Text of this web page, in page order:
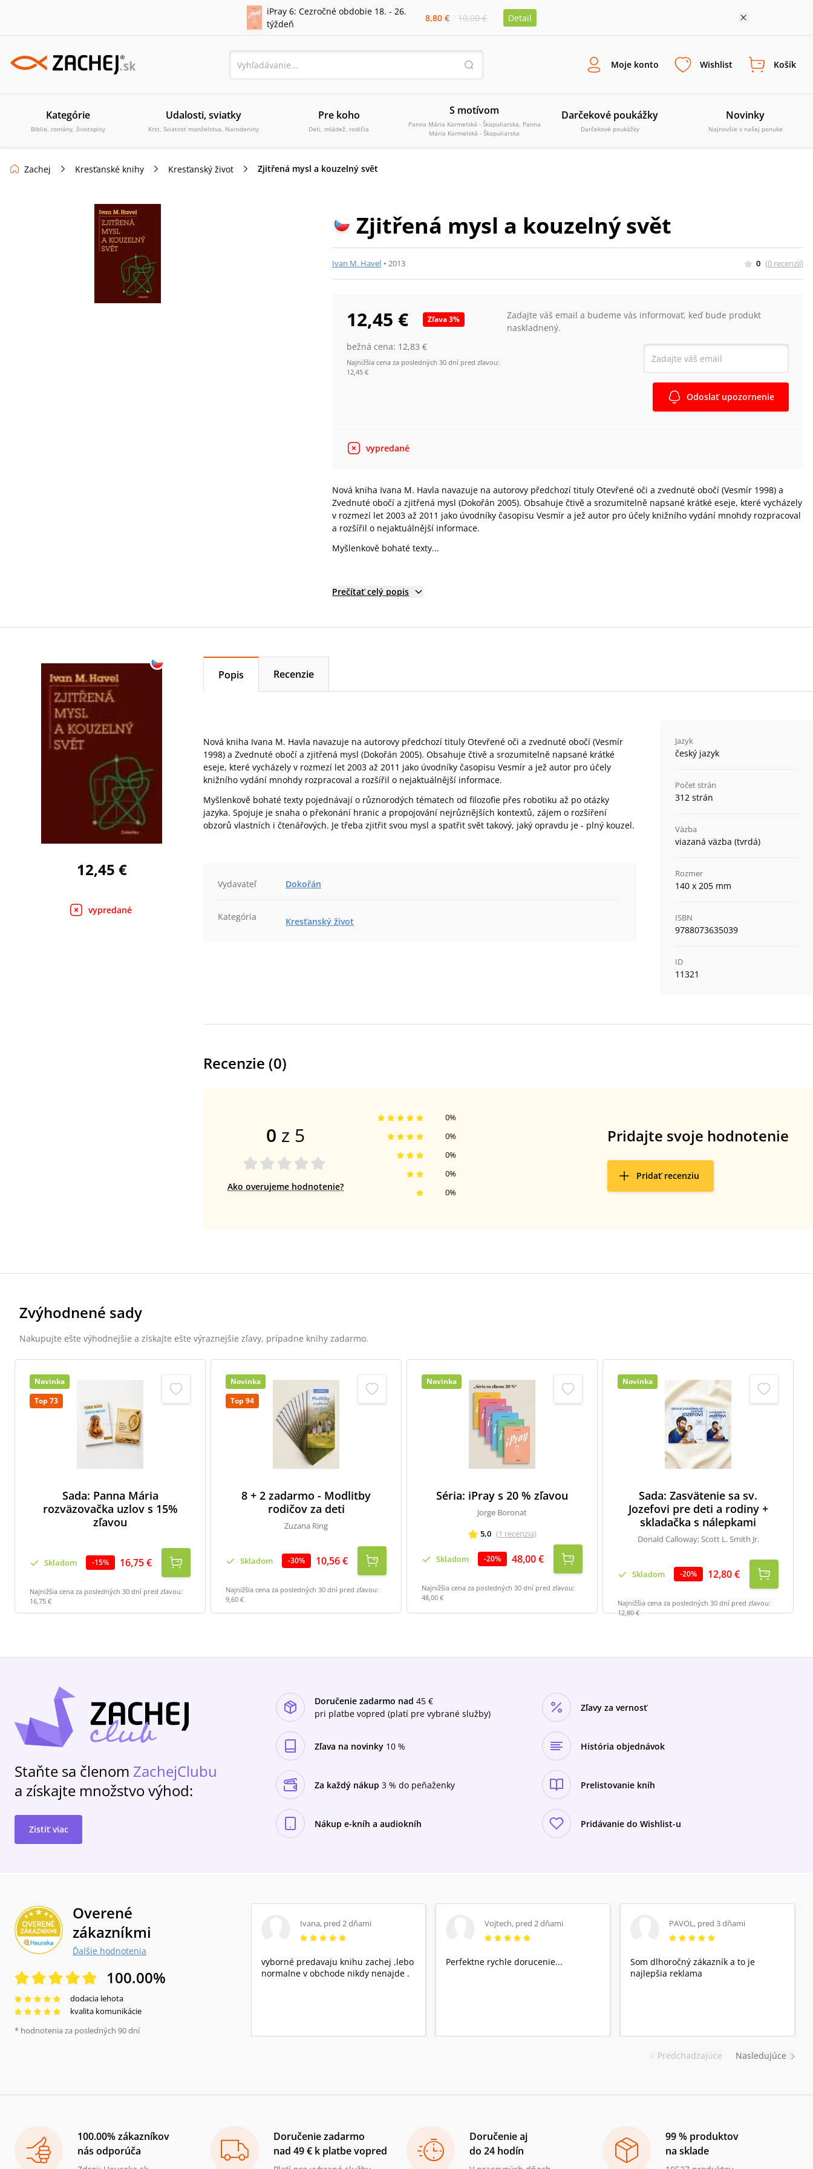
iPray 6: Cezročné obdobie 18. - 26.
týždeň
8,80 € 10,00 € Detail
Moje konto Wishlist Košík
Kategórie
Biblie, romány, životopisy
Udalosti, sviatky
Krst, Sviatosť manželstva, Narodeniny
Pre koho
Deti, mládež, rodičia
S motívom
Panna Mária Karmelská - Škapuliarska, Panna
Mária Karmelská - Škapuliarska
Darčekové poukážky
Darčekové poukážky
Novinky
Najnovšie v našej ponuke
Zachej Kresťanské knihy Kresťanský život Zjitřená mysl a kouzelný svět
Zjitřená mysl a kouzelný svět
Ivan M. Havel •2013 0 (0 recenzií)
12,45 € Zľava3%
bežná cena: 12,83 €
Najnižšia cena za posledných 30 dní pred zľavou:
12,45 €
Zadajte váš email a budeme vás informovať, keď bude produkt
naskladnený.
Odoslať upozornenie
vypredané
Nová kniha Ivana M. Havla navazuje na autorovy předchozí tituly Otevřené oči a zvednuté obočí (Vesmír 1998) a
Zvednuté obočí a zjitřená mysl (Dokořán 2005). Obsahuje čtivě a srozumitelně napsané krátké eseje, které vycházely
v rozmezí let 2003 až 2011 jako úvodníky časopisu Vesmír a jež autor pro účely knižního vydání mnohdy rozpracoval
a rozšířil o nejaktuálnější informace.
Myšlenkově bohaté texty...
Prečítať celý popis
12,45 €
vypredané
Popis Recenzie
Nová kniha Ivana M. Havla navazuje na autorovy předchozí tituly Otevřené oči a zvednuté obočí (Vesmír
1998) a Zvednuté obočí a zjitřená mysl (Dokořán 2005). Obsahuje čtivě a srozumitelně napsané krátké
eseje, které vycházely v rozmezí let 2003 až 2011 jako úvodníky časopisu Vesmír a jež autor pro účely
knižního vydání mnohdy rozpracoval a rozšířil o nejaktuálnější informace.
Myšlenkově bohaté texty pojednávají o různorodých tématech od filozofie přes robotiku až po otázky
jazyka. Spojuje je snaha o překonání hranic a propojování nejrůznějších kontextů, zájem o rozšíření
obzorů vlastních i čtenářových. Je třeba zjitřit svou mysl a spatřit svět takový, jaký opravdu je - plný kouzel.
Vydavateľ Dokořán
Kategória Kresťanský život
Jazyk
český jazyk
Počet strán
312 strán
Väzba
viazaná väzba (tvrdá)
Rozmer
140 x 205 mm
ISBN
9788073635039
ID
11321
Recenzie (0)
0 z 5
Ako overujeme hodnotenie? 0%
0%
0%
0%
0%
Pridajte svoje hodnotenie
Pridať recenziu
Zvýhodnené sady
Nakupujte ešte výhodnejšie a získajte ešte výraznejšie zľavy, prípadne knihy zadarmo.
Novinka
Top 73
Sada: Panna Mária
rozväzovačka uzlov s 15%
zľavou
Skladom -15% 16,75 €
Najnižšia cena za posledných 30 dní pred zľavou:
16,75 €
Novinka
Top 94
8 + 2 zadarmo - Modlitby
rodičov za deti
Zuzana Ring
Skladom -30% 10,56 €
Najnižšia cena za posledných 30 dní pred zľavou:
9,60 €
Novinka
Séria: iPray s 20 % zľavou
Jorge Boronat
5,0 (1 recenzia)
Skladom -20% 48,00 €
Najnižšia cena za posledných 30 dní pred zľavou:
48,00 €
Novinka
Sada: Zasvätenie sa sv.
Jozefovi pre deti a rodiny +
skladačka s nálepkami
Donald Calloway; Scott L. Smith Jr.
Skladom -20% 12,80 €
Najnižšia cena za posledných 30 dní pred zľavou:
12,80 €
Staňte sa členom ZachejClubu
a získajte množstvo výhod:
Zistiť viac
Doručenie zadarmo nad 45 €
pri platbe vopred (platí pre vybrané služby)
Zľavy za vernosť
Zľava na novinky 10 % História objednávok
Za každý nákup 3 % do peňaženky Prelistovanie kníh
Nákup e-kníh a audiokníh Pridávanie do Wishlist-u
Overené
zákazníkmi
Ďalšie hodnotenia
100.00%
dodacia lehota
kvalita komunikácie
* hodnotenia za posledných 90 dní
Predchadzajúce
Ivana, pred 2 dňami
vyborné predavaju knihu zachej ,lebo
normalne v obchode nikdy nenajde .
Vojtech, pred 2 dňami
Perfektne rychle dorucenie...
PAVOL, pred 3 dňami
Som dlhoročný zákazník a to je
najlepšia reklama
Nasledujúce
100.00% zákazníkov
nás odporúča
Doručenie zadarmo
nad 49 € k platbe vopred
Doručenie aj
do 24 hodín
99 % produktov
na sklade